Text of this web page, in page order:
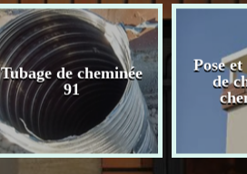
Tubage de cheminée
91
Pose
de